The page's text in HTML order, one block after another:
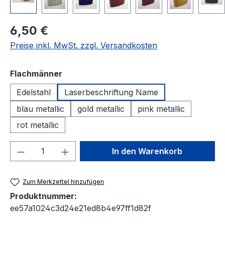
Regulärer Preis:
6,50 €
Preise inkl. MwSt. zzgl. Versandkosten
Flachmänner
Edelstahl
Laserbeschriftung Name
blau metallic
gold metallic
pink metallic
rot metallic
Produkt Anzahl: Gib denIn den Warenkorb
Zum Merkzettel hinzufügen
Produktnummer:
ee57a1024c3d24e21ed8b4e97ff1d82f